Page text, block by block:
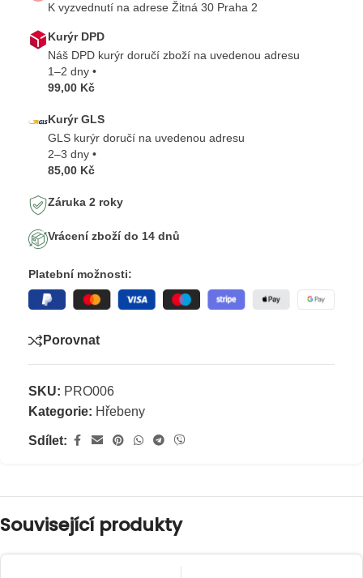
K vyzvednutí na adrese Žitná 30 Praha 2
Kurýr DPD
Náš DPD kurýr doručí zboží na uvedenou adresu
1–2 dny •
99,00 Kč
Kurýr GLS
GLS kurýr doručí na uvedenou adresu
2–3 dny •
85,00 Kč
Záruka 2 roky
Vrácení zboží do 14 dnů
Platební možnosti:
Porovnat
SKU: PRO006
Kategorie: Hřebeny
Sdílet:
Související produkty